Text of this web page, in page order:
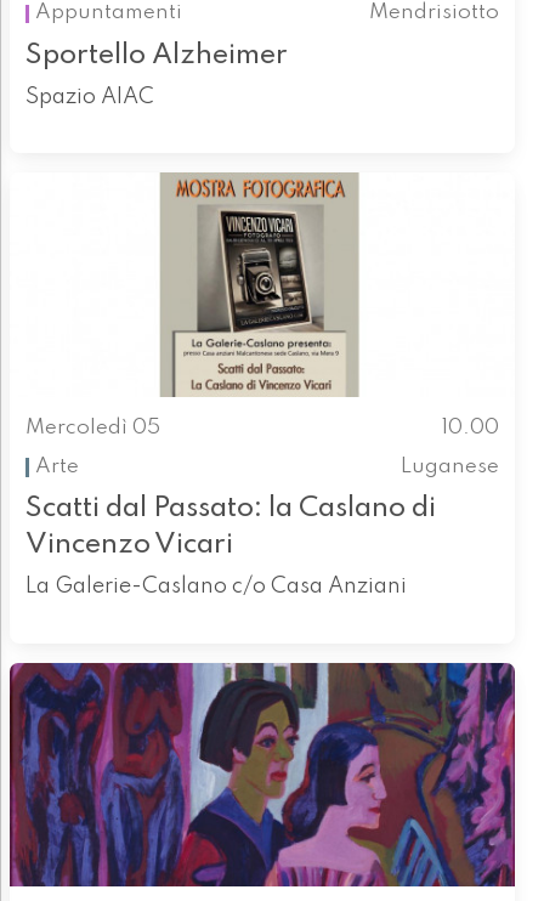
Appuntamenti
Mendrisiotto
Sportello Alzheimer
Spazio AIAC
Mercoledì 05
10.00
Arte
Luganese
Scatti dal Passato: la Caslano di
Vincenzo Vicari
La Galerie-Caslano c/o Casa Anziani